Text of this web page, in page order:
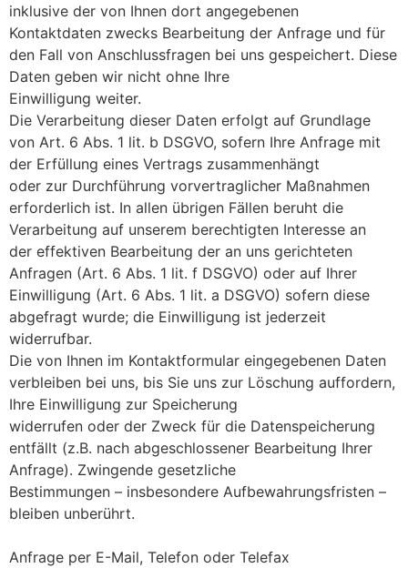
inklusive der von Ihnen dort angegebenen
Kontaktdaten zwecks Bearbeitung der Anfrage und für
den Fall von Anschlussfragen bei uns gespeichert. Diese
Daten geben wir nicht ohne Ihre
Einwilligung weiter.
Die Verarbeitung dieser Daten erfolgt auf Grundlage
von Art. 6 Abs. 1 lit. b DSGVO, sofern Ihre Anfrage mit
der Erfüllung eines Vertrags zusammenhängt
oder zur Durchführung vorvertraglicher Maßnahmen
erforderlich ist. In allen übrigen Fällen beruht die
Verarbeitung auf unserem berechtigten Interesse an
der effektiven Bearbeitung der an uns gerichteten
Anfragen (Art. 6 Abs. 1 lit. f DSGVO) oder auf Ihrer
Einwilligung (Art. 6 Abs. 1 lit. a DSGVO) sofern diese
abgefragt wurde; die Einwilligung ist jederzeit
widerrufbar.
Die von Ihnen im Kontaktformular eingegebenen Daten
verbleiben bei uns, bis Sie uns zur Löschung auffordern,
Ihre Einwilligung zur Speicherung
widerrufen oder der Zweck für die Datenspeicherung
entfällt (z.B. nach abgeschlossener Bearbeitung Ihrer
Anfrage). Zwingende gesetzliche
Bestimmungen – insbesondere Aufbewahrungsfristen –
bleiben unberührt.
Anfrage per E-Mail, Telefon oder Telefax